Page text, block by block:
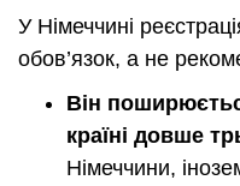
У Німеччині
обов’язок, а не
Він
країні довше
Німеччини,